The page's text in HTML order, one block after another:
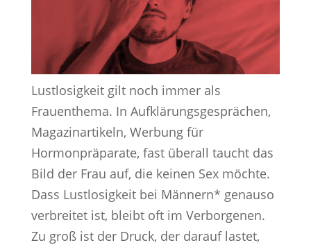
Lustlosigkeit gilt noch immer als
Frauenthema. In Aufklärungsgesprächen,
Magazinartikeln, Werbung für
Hormonpräparate, fast überall taucht das
Bild der Frau auf, die keinen Sex möchte.
Dass Lustlosigkeit bei Männern* genauso
verbreitet ist, bleibt oft im Verborgenen.
Zu groß ist der Druck, der darauf lastet,